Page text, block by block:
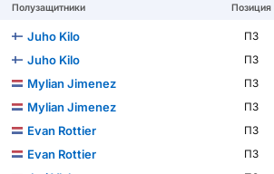
Полузащитники Позиция
Juho Kilo ПЗ
Juho Kilo
ПЗ
Mylian Jimenez
ПЗ
Mylian Jimenez
ПЗ
Evan Rottier
ПЗ
Evan Rottier
ПЗ